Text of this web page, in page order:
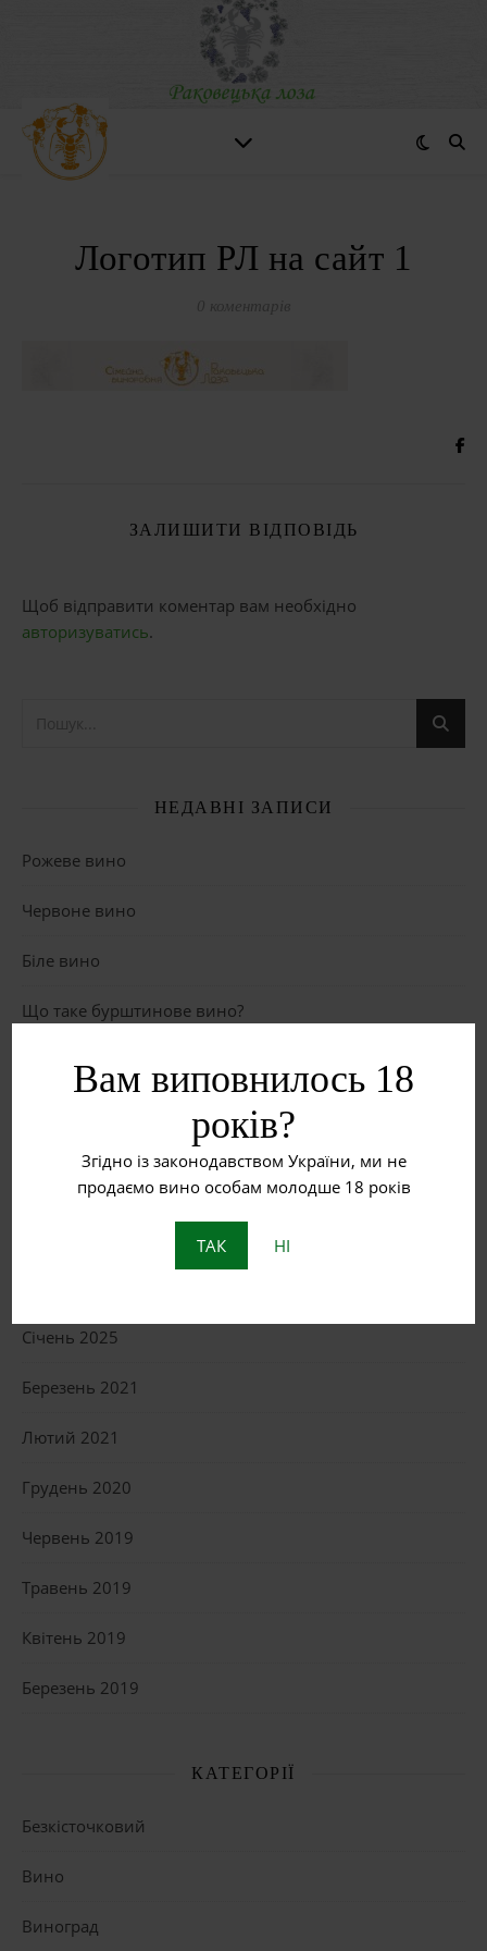
Вам виповнилось 18
років?
Згідно із законодавством України, ми не
продаємо вино особам молодше 18 років
ТАК НІ
Логотип РЛ на сайт 1
0 коментарів
ЗАЛИШИТИ ВІДПОВІДЬ
Щоб відправити коментар вам необхідно
авторизуватись.
НЕДАВНІ ЗАПИСИ
Рожеве вино
Червоне вино
Біле вино
Що таке бурштинове вино?
Пет Нат: Натуральне ігристе вино з історією
ОСТАННІ КОМЕНТАРІ
Січень 2025
Березень 2021
Лютий 2021
Грудень 2020
Червень 2019
Травень 2019
Квітень 2019
Березень 2019
КАТЕГОРІЇ
Безкісточковий
Вино
Виноград